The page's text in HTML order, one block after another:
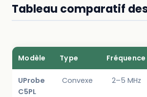
Tableau comparatif
Modèle Type Fréquence
UProbe
C5PL
Convexe 2–5 MHz